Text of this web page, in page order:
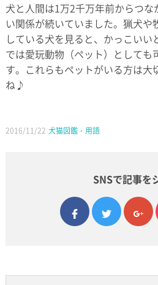
犬と人間は1万2千万年前からつ
い関係が続いていました。猟犬や
している犬を見ると、かっこいい
では愛玩動物（ペット）としても
す。これらもペットがいる方は大
ね♪
2016/11/22 犬猫図鑑・用語
SNSで記事を
facebook
twitter